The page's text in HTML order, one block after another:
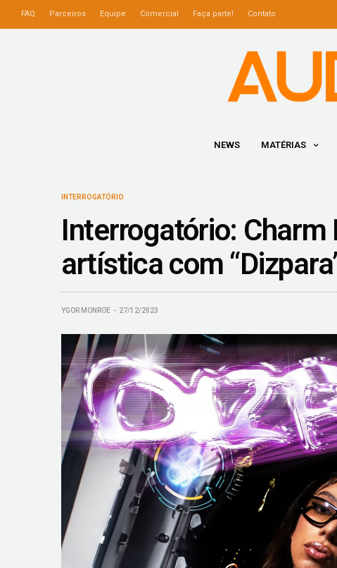
FAQ Parceiros Equipe Comercial Faça parte! Contato
NEWS MATÉRIAS
INTERROGATÓRIO
Interrogatório:
artística com
YGOR MONROE 27/12/2023